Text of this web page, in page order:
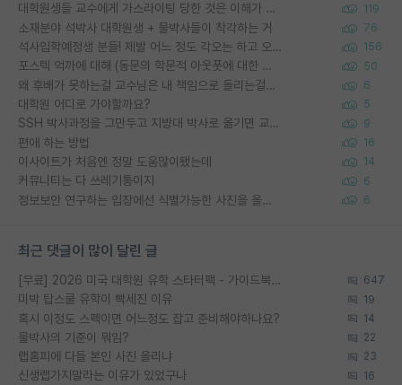
대학원생들 교수에게 가스라이팅 당한 것은 이해가 갑니다. 안타깝네요. 119
소재분야 석박사 대학원생 + 물박사들이 착각하는 거 76
석사입학예정생 분들! 제발 어느 정도 각오는 하고 오세요. 156
포스텍 억까에 대해 (동문의 학문적 아웃풋에 대한 반박) 50
왜 후배가 못하는걸 교수님은 내 책임으로 돌리는걸까요? 6
대학원 어디로 가야할까요? 5
SSH 박사과정을 그만두고 지방대 박사로 옮기면 교수의 꿈은 끝일까요? 9
편애 하는 방법 16
이사이트가 처음엔 정말 도움많이됐는데 14
커뮤니티는 다 쓰레기통이지 6
정보보안 연구하는 입장에선 식별가능한 사진을 올리는건 비추이긴함 6
최근 댓글이 많이 달린 글
[무료] 2026 미국 대학원 유학 스타터팩 - 가이드북 & 합격자 컨택메일 템플릿 647
미박 탑스쿨 유학이 빡세진 이유 19
혹시 이정도 스펙이면 어느정도 잡고 준비해야하나요? 14
물박사의 기준이 뭐임? 22
랩홈피에 다들 본인 사진 올리냐 23
신생랩가지말라는 이유가 있었구나 16